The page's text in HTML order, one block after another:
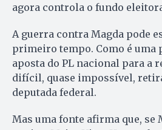
agora controla o fundo
A guerra contra Magda pode
primeiro tempo. Como é uma
aposta do PL nacional para a
difícil, quase impossível,
deputada federal.
Mas uma fonte afirma que, se